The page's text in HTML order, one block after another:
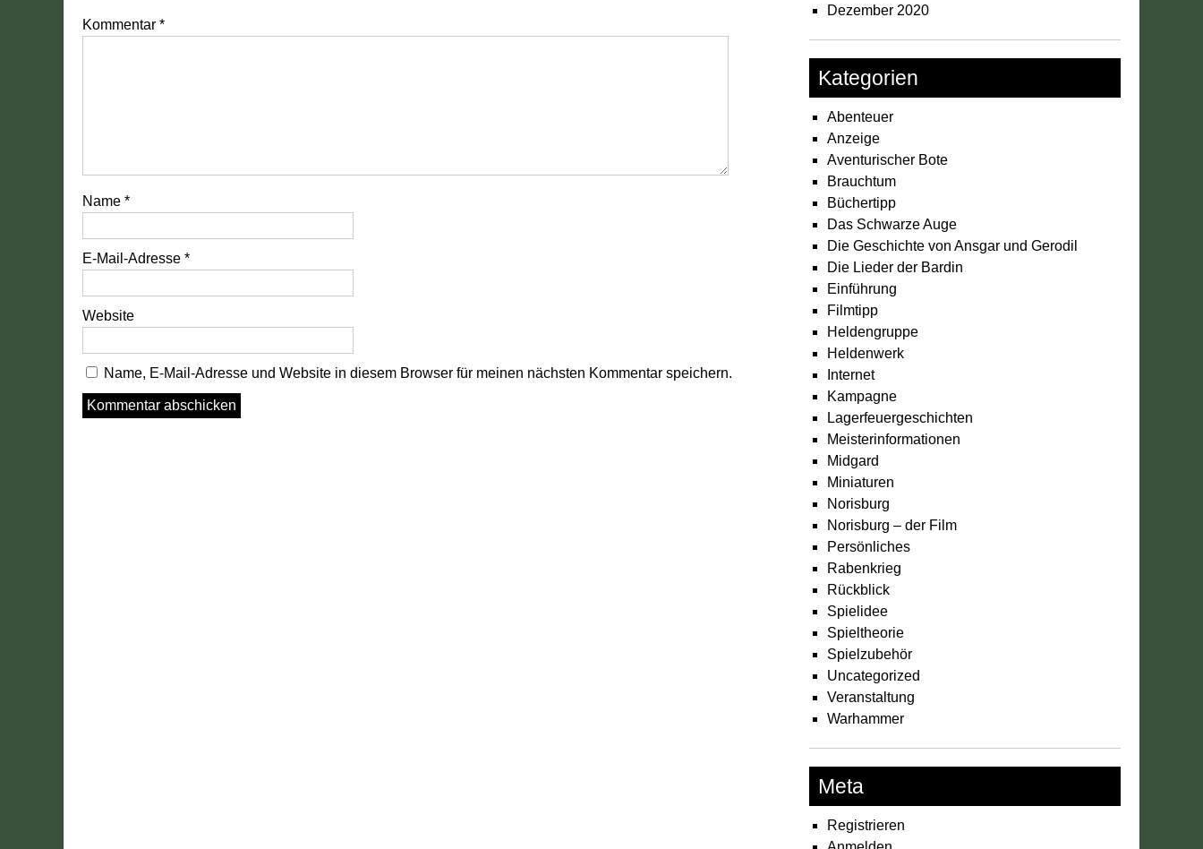
Kommentar *
Name *
E-Mail-Adresse *
Website
Name, E-Mail-Adresse und Website in diesem Browser für meinen nächsten Kommentar speichern.
Dezember 2020
Kategorien
Abenteuer
Anzeige
Aventurischer Bote
Brauchtum
Büchertipp
Das Schwarze Auge
Die Geschichte von Ansgar und Gerodil
Die Lieder der Bardin
Einführung
Filmtipp
Heldengruppe
Heldenwerk
Internet
Kampagne
Lagerfeuergeschichten
Meisterinformationen
Midgard
Miniaturen
Norisburg
Norisburg – der Film
Persönliches
Rabenkrieg
Rückblick
Spielidee
Spieltheorie
Spielzubehör
Uncategorized
Veranstaltung
Warhammer
Meta
Registrieren